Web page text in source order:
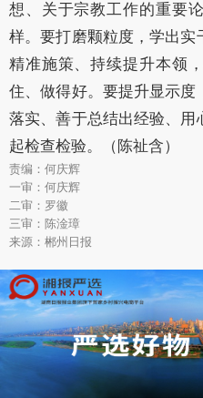
想、关于宗教工作的重要
样。要打磨颗粒度，学出
精准施策、持续提升本领
住、做得好。要提升显示度
落实、善于总结出经验、
起检查检验。（陈祉含）
责编：何庆辉
一审：何庆辉
二审：罗徽
三审：陈淦璋
来源：郴州日报